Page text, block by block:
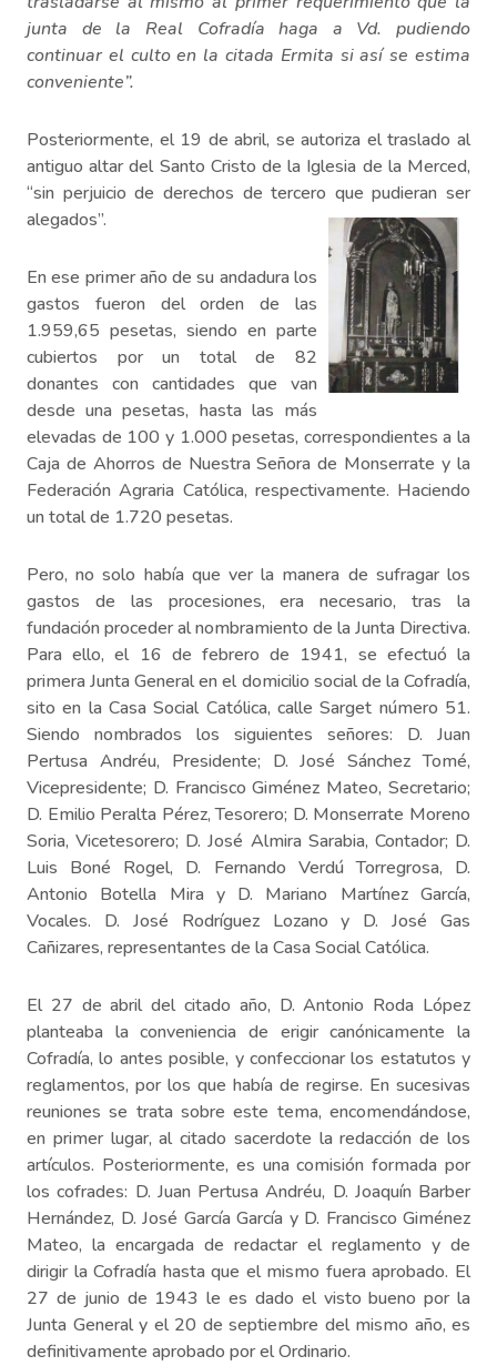
junta de la Real Cofradía haga a Vd. pudiendo
continuar el culto en la citada Ermita si así se estima
conveniente”.
Posteriormente, el 19 de abril, se autoriza el traslado al
antiguo altar del Santo Cristo de la Iglesia de la Merced,
“sin perjuicio de derechos de tercero que pudieran ser
alegados”.
En ese primer año de su andadura los
gastos fueron del orden de las
1.959,65 pesetas, siendo en parte
cubiertos por un total de 82
donantes con cantidades que van
desde una pesetas, hasta las más
elevadas de 100 y 1.000 pesetas, correspondientes a la
Caja de Ahorros de Nuestra Señora de Monserrate y la
Federación Agraria Católica, respectivamente. Haciendo
un total de 1.720 pesetas.
Pero, no solo había que ver la manera de sufragar los
gastos de las procesiones, era necesario, tras la
fundación proceder al nombramiento de la Junta Directiva.
Para ello, el 16 de febrero de 1941, se efectuó la
primera Junta General en el domicilio social de la Cofradía,
sito en la Casa Social Católica, calle Sarget número 51.
Siendo nombrados los siguientes señores: D. Juan
Pertusa Andréu, Presidente; D. José Sánchez Tomé,
Vicepresidente; D. Francisco Giménez Mateo, Secretario;
D. Emilio Peralta Pérez, Tesorero; D. Monserrate Moreno
Soria, Vicetesorero; D. José Almira Sarabia, Contador; D.
Luis Boné Rogel, D. Fernando Verdú Torregrosa, D.
Antonio Botella Mira y D. Mariano Martínez García,
Vocales. D. José Rodríguez Lozano y D. José Gas
Cañizares, representantes de la Casa Social Católica.
El 27 de abril del citado año, D. Antonio Roda López
planteaba la conveniencia de erigir canónicamente la
Cofradía, lo antes posible, y confeccionar los estatutos y
reglamentos, por los que había de regirse. En sucesivas
reuniones se trata sobre este tema, encomendándose,
en primer lugar, al citado sacerdote la redacción de los
artículos. Posteriormente, es una comisión formada por
los cofrades: D. Juan Pertusa Andréu, D. Joaquín Barber
Hernández, D. José García García y D. Francisco Giménez
Mateo, la encargada de redactar el reglamento y de
dirigir la Cofradía hasta que el mismo fuera aprobado. El
27 de junio de 1943 le es dado el visto bueno por la
Junta General y el 20 de septiembre del mismo año, es
definitivamente aprobado por el Ordinario.